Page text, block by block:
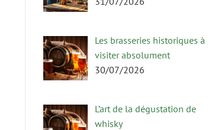
Les brasseries historiques à
visiter absolument
30/07/2026
L’art de la dégustation de
whisky